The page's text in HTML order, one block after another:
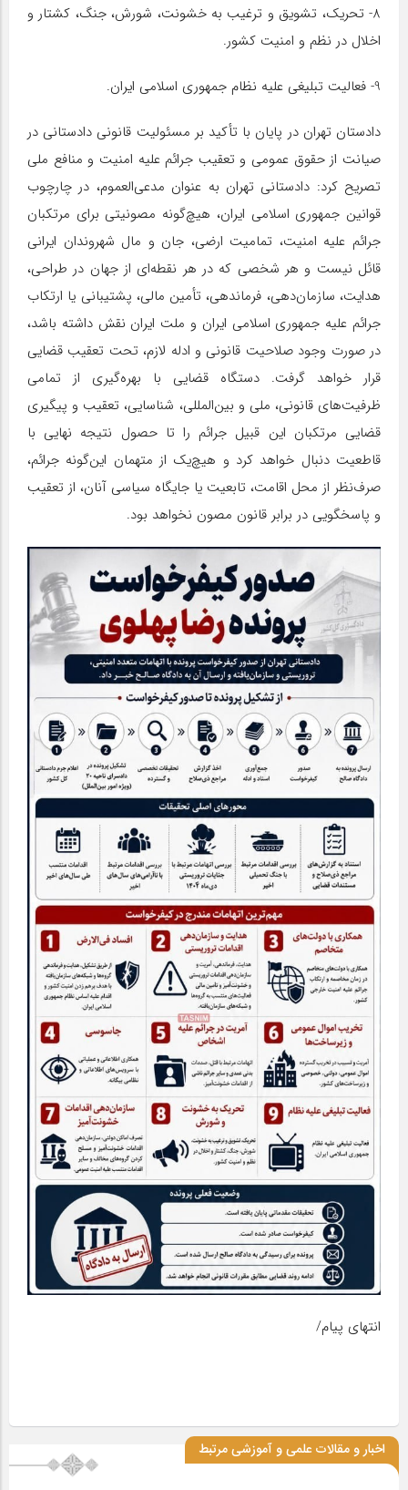
8- تحریک، تشویق و ترغیب به خشونت، شورش، جنگ، کشتار و
اخلال در نظم و امنیت کشور.
9- فعالیت تبلیغی علیه نظام جمهوری اسلامی ایران.
دادستان تهران در پایان با تأکید بر مسئولیت قانونی دادستانی در
صیانت از حقوق عمومی و تعقیب جرائم علیه امنیت و منافع ملی
تصریح کرد: دادستانی تهران به عنوان مدعی‌العموم، در چارچوب
قوانین جمهوری اسلامی ایران، هیچ‌گونه مصونیتی برای مرتکبان
جرائم علیه امنیت، تمامیت ارضی، جان و مال شهروندان ایرانی
قائل نیست و هر شخصی که در هر نقطه‌ای از جهان در طراحی،
هدایت، سازمان‌دهی، فرماندهی، تأمین مالی، پشتیبانی یا ارتکاب
جرائم علیه جمهوری اسلامی ایران و ملت ایران نقش داشته باشد،
در صورت وجود صلاحیت قانونی و ادله لازم، تحت تعقیب قضایی
قرار خواهد گرفت. دستگاه قضایی با بهره‌گیری از تمامی
ظرفیت‌های قانونی، ملی و بین‌المللی، شناسایی، تعقیب و پیگیری
قضایی مرتکبان این قبیل جرائم را تا حصول نتیجه نهایی با
قاطعیت دنبال خواهد کرد و هیچ‌یک از متهمان این‌گونه جرائم،
صرف‌نظر از محل اقامت، تابعیت یا جایگاه سیاسی آنان، از تعقیب
و پاسخگویی در برابر قانون مصون نخواهد بود.
انتهای پیام/
اخبار و مقالات علمی و آموزشی مرتبط